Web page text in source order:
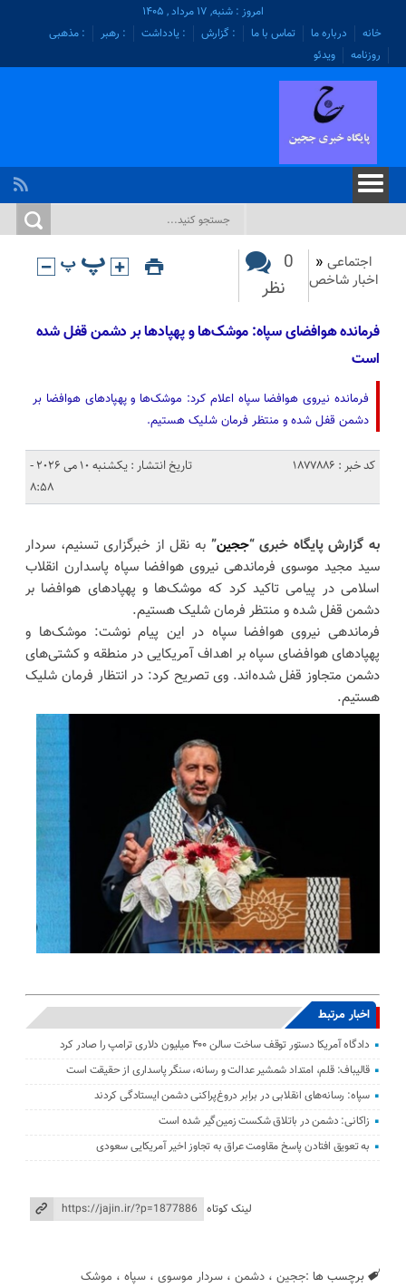
امروز : شنبه, ۱۷ مرداد , ۱۴۰۵
خانه
درباره ما تماس با ما : گزارش : یادداشت : رهبر
: مذهبی
روزنامه
ویدئو
اجتماعی «
اخبار شاخص
0
نظر
فرمانده هوافضای سپاه: موشک‌ها و پهپادها بر دشمن قفل شده
است
فرمانده نیروی هوافضا سپاه اعلام کرد: موشک‌ها و پهپادهای هوافضا بر
دشمن قفل شده و منتظر فرمان شلیک هستیم.
کد خبر : 1877886
تاریخ انتشار : یکشنبه 10 می 2026 -
8:58
به گزارش پایگاه خبری “ججین” به نقل از خبرگزاری تسنیم، سردار
سید مجید موسوی فرماندهی نیروی هوافضا سپاه پاسدارن انقلاب
اسلامی در پیامی تاکید کرد که موشک‌ها و پهپادهای هوافضا بر
دشمن قفل شده و منتظر فرمان شلیک هستیم.
فرماندهی نیروی هوافضا سپاه در این پیام نوشت: موشک‌ها و
پهپادهای هوافضای سپاه بر اهداف آمریکایی در منطقه و کشتی‌های
دشمن متجاوز قفل شده‌اند. وی تصریح کرد: در انتظار فرمان شلیک
هستیم.
اخبار مرتبط
دادگاه آمریکا دستور توقف ساخت سالن ۴۰۰ میلیون دلاری ترامپ را صادر کرد
قالیباف: قلم، امتداد شمشیر عدالت و رسانه، سنگر پاسداری از حقیقت است
سپاه: رسانه‌های انقلابی در برابر دروغ‌پراکنی دشمن ایستادگی کردند
زاکانی: دشمن در باتلاق شکست زمین‌گیر شده است
به تعویق افتادن پاسخ مقاومت عراق به تجاوز اخیر آمریکایی سعودی
لینک کوتاه
برچسب ها :ججین ،دشمن ،سردار موسوی ،سپاه ، موشک